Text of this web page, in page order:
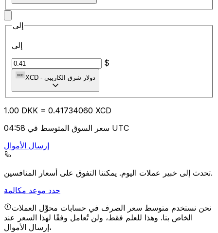
إلى
إلى
$
XCD - دولار شرق الكاريبي
1.00 DKK = 0.41734060 XCD
سعر السوق المتوسط في 04:58 UTC
إرسال الأموال
تحدث إلى خبير عملات اليوم.يمكننا التفوق على أسعار المنافسين.
حدد موعد مكالمة
نحن نستخدم متوسط سعر الصرف في حسابات محوِّل العملات
الخاص بنا. وهذا للعلم فقط، ولن تُعامل وفقًا لهذا السعر عند
إرسال الأموال،